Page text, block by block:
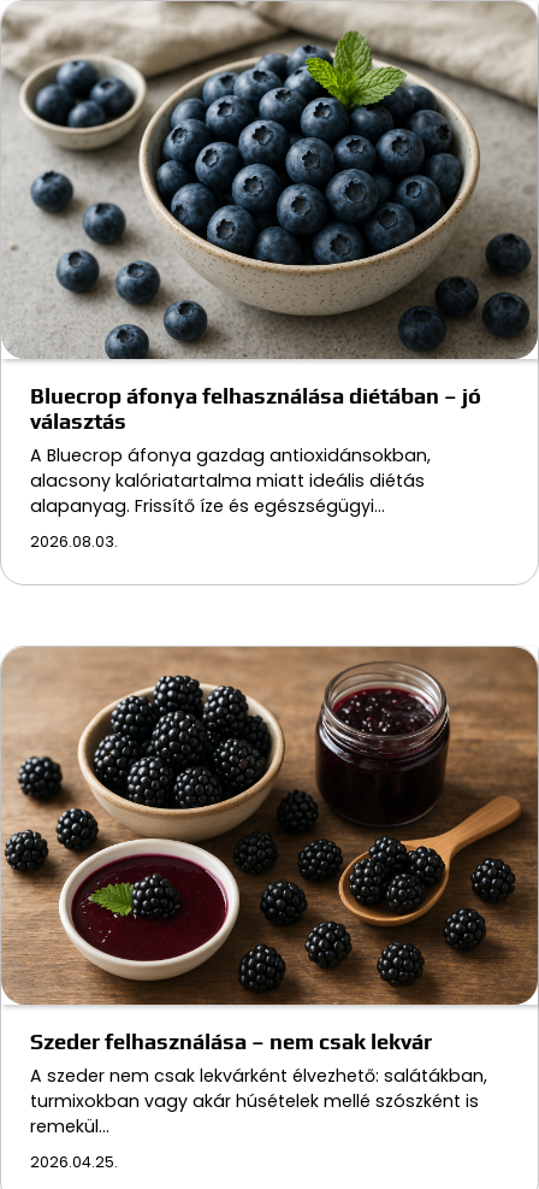
Bluecrop áfonya felhasználása diétában – jó
választás
A Bluecrop áfonya gazdag antioxidánsokban,
alacsony kalóriatartalma miatt ideális diétás
alapanyag. Frissítő íze és egészségügyi…
2026.08.03.
Szeder felhasználása – nem csak lekvár
A szeder nem csak lekvárként élvezhető: salátákban,
turmixokban vagy akár húsételek mellé szószként is
remekül…
2026.04.25.